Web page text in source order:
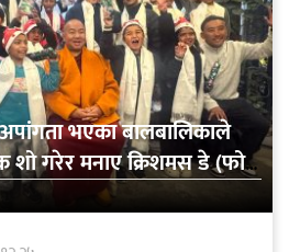
अपांगता भएका बालबालिकाले
शो गरेर मनाए क्रिशमस डे (फोटो